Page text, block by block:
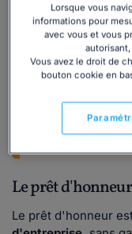
aides
démarches
Inclus : 50
lettres et 2
Le prêt d'honneur
Le prêt d'honneur
Lorsque vous
informations pour
avec vous et vous
Vous avez le droit de
bouton cookie en